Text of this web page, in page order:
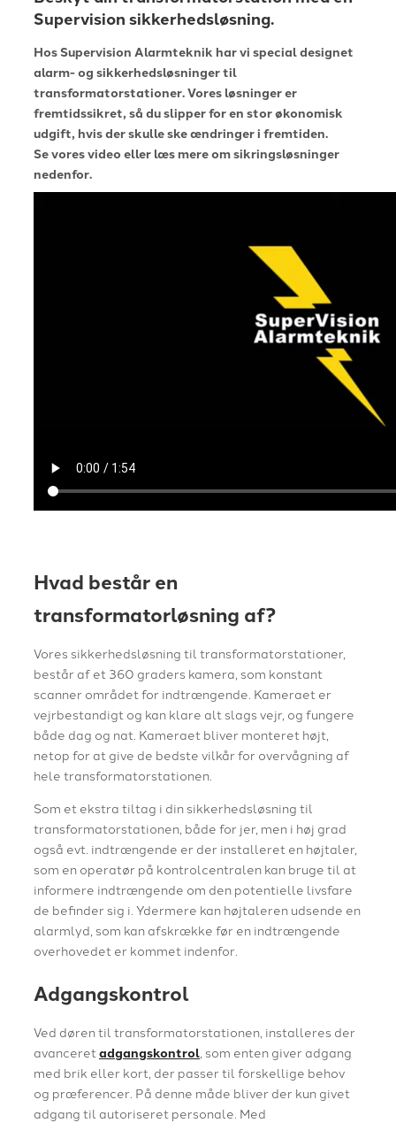
Supervision sikkerhedsløsning.
Hos Supervision Alarmteknik har vi special designet
alarm- og sikkerhedsløsninger til
transformatorstationer. Vores løsninger er
fremtidssikret, så du slipper for en stor økonomisk
udgift, hvis der skulle ske ændringer i fremtiden.
Se vores video eller læs mere om sikringsløsninger
nedenfor.
Hvad består en
transformatorløsning af?
Vores sikkerhedsløsning til transformatorstationer,
består af et 360 graders kamera, som konstant
scanner området for indtrængende. Kameraet er
vejrbestandigt og kan klare alt slags vejr, og fungere
både dag og nat. Kameraet bliver monteret højt,
netop for at give de bedste vilkår for overvågning af
hele transformatorstationen.
Som et ekstra tiltag i din sikkerhedsløsning til
transformatorstationen, både for jer, men i høj grad
også evt. indtrængende er der installeret en højtaler,
som en operatør på kontrolcentralen kan bruge til at
informere indtrængende om den potentielle livsfare
de befinder sig i. Ydermere kan højtaleren udsende en
alarmlyd, som kan afskrække før en indtrængende
overhovedet er kommet indenfor.
Adgangskontrol
Ved døren til transformatorstationen, installeres der
avanceret adgangskontrol , som enten giver adgang
med brik eller kort, der passer til forskellige behov
og præferencer. På denne måde bliver der kun givet
adgang til autoriseret personale. Med